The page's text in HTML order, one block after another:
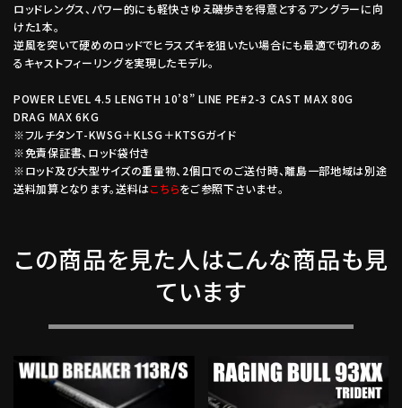
ロッドレングス、パワー的にも軽快さゆえ磯歩きを得意とするアングラーに向
けた1本。
逆風を突いて硬めのロッドでヒラスズキを狙いたい場合にも最適で切れのあ
るキャストフィーリングを実現したモデル。
POWER LEVEL 4.5 LENGTH 10’8” LINE PE#2-3 CAST MAX 80G
DRAG MAX 6KG
※フルチタンT-KWSG＋KLSG＋KTSGガイド
※免責保証書、ロッド袋付き
※ロッド及び大型サイズの重量物、2個口でのご送付時、離島一部地域は別途
送料加算となります。送料はこちらをご参照下さいませ。
この商品を見た人はこんな商品も見
ています